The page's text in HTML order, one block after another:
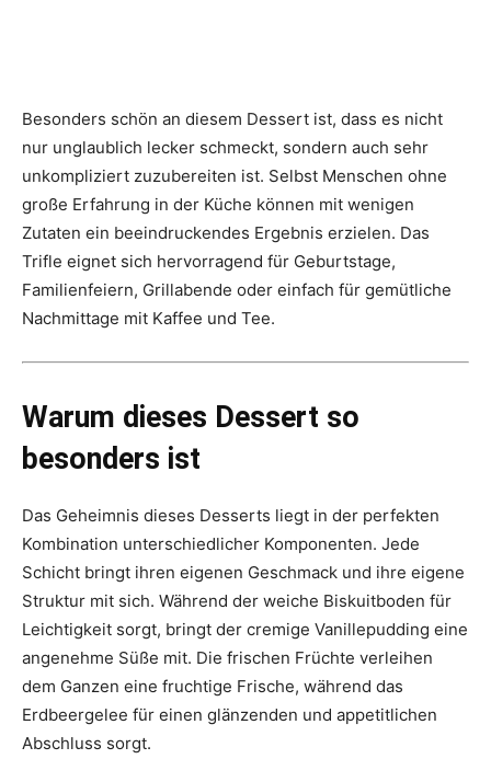
Besonders schön an diesem Dessert ist, dass es nicht
nur unglaublich lecker schmeckt, sondern auch sehr
unkompliziert zuzubereiten ist. Selbst Menschen ohne
große Erfahrung in der Küche können mit wenigen
Zutaten ein beeindruckendes Ergebnis erzielen. Das
Trifle eignet sich hervorragend für Geburtstage,
Familienfeiern, Grillabende oder einfach für gemütliche
Nachmittage mit Kaffee und Tee.
Warum dieses Dessert so
besonders ist
Das Geheimnis dieses Desserts liegt in der perfekten
Kombination unterschiedlicher Komponenten. Jede
Schicht bringt ihren eigenen Geschmack und ihre eigene
Struktur mit sich. Während der weiche Biskuitboden für
Leichtigkeit sorgt, bringt der cremige Vanillepudding eine
angenehme Süße mit. Die frischen Früchte verleihen
dem Ganzen eine fruchtige Frische, während das
Erdbeergelee für einen glänzenden und appetitlichen
Abschluss sorgt.